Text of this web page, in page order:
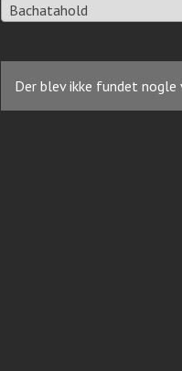
Bachatahold
Der blev ikke fundet nogle